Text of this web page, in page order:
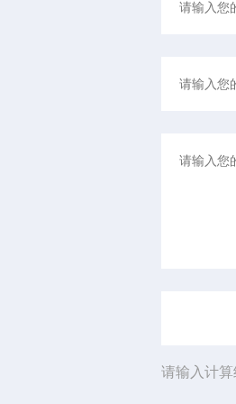
请输入计